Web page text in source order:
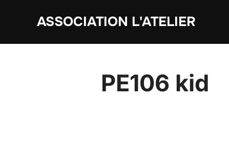
ASSOCIATION L'ATELIER
PE106 kid